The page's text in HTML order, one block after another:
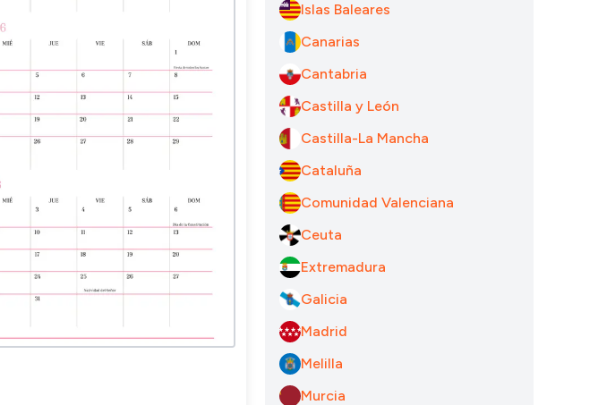
Islas Baleares
Canarias
Cantabria
Castilla y León
Castilla-La Mancha
Cataluña
Comunidad Valenciana
Ceuta
Extremadura
Galicia
Madrid
Melilla
Murcia